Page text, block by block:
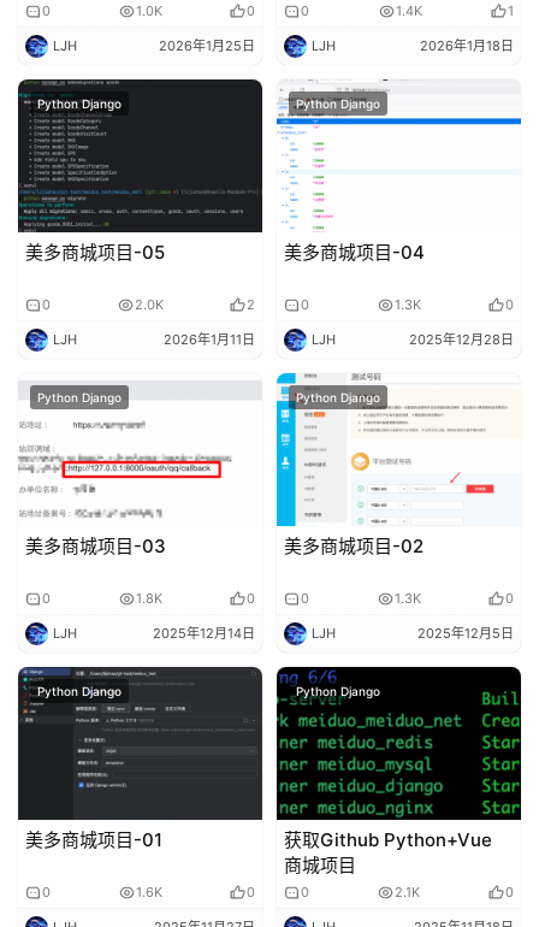
开
发
云
原
生
监
日
志
管
理
C
/
公
有
业
战
项
登录 注册
0 1.0K 0
LJH 2026年1月25日
0 1.4K 1
LJH 2026年1月18日
Python Django
美多商城项目-05
0 2.0K 2
LJH 2026年1月11日
Python Django
美多商城项目-04
0 1.3K 0
LJH 2025年12月28日
Python Django
美多商城项目-03
0 1.8K 0
LJH 2025年12月14日
Python Django
美多商城项目-02
0 1.3K 0
LJH 2025年12月5日
Python Django
美多商城项目-01
0 1.6K 0
Python Django
获取Github Python+Vue
商城项目
0 2.1K 0